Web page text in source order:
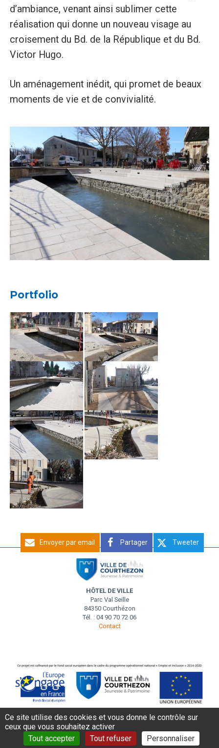
d’ambiance, venant ainsi sublimer cette
réalisation qui donne un nouveau visage au
croisement du Bd. de la République et du Bd.
Victor Hugo.
Un aménagement inédit, qui promet de beaux
moments de vie et de convivialité.
Portfolio
Envoyer par email Partager Tweeter
HÔTEL DE VILLE
Parc Val Seille
84350 Courthézon
Tél. : 04 90 70 72 06
Contact
MENTIONS LÉGALES DONNÉES PERSONNELLES
CONTACT
AIDE ET ACCESSIBILITÉ
PLAN DE SITE
Ce site utilise des cookies et vous donne le contrôle sur
ceux que vous souhaitez activer
Tout accepter
Tout refuser Personnaliser